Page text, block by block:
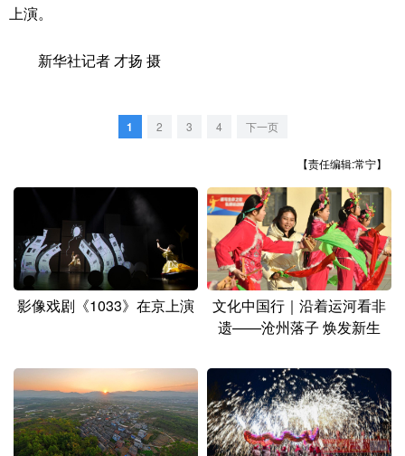
文化产业
天津 河北
江苏
安徽 福建 江西
山东 河南 湖北 湖南
广东 广西 海南 重庆
云南 西藏
新疆 内蒙古 黑龙江
上演。
新华社记者 才扬 摄
1 2 3 4 下一页
【责任编辑:常宁】
影像戏剧《1033》在京上演
文化中国行｜沿着运河看非
遗——沧州落子 焕发新生